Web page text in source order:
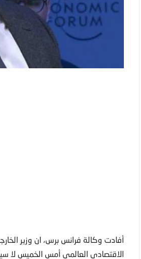
أفادت وكالة فرانس برس، ان وزير
الاقتصادي العالمي أمس الخميس لا